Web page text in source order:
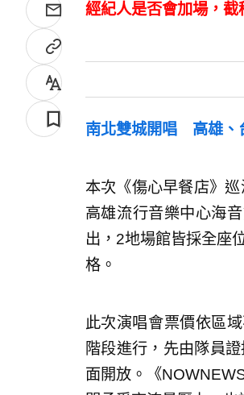
經紀人是否會加場，截
南北雙城開唱 高雄、
本次《傷心早餐店》
高雄流行音樂中心海
出，2地場館皆採全座
格。
此次演唱會票價依區
階段進行，先由隊員
面開放。《